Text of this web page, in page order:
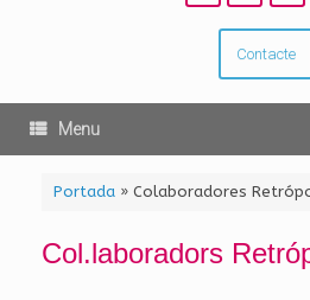
Contacte
Menu
Portada» Colaboradores
Col.laboradors